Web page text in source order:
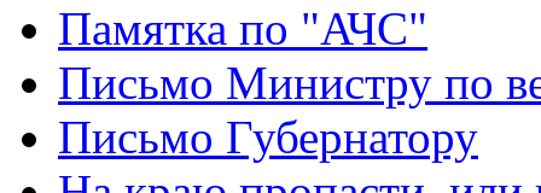
Памятка по "АЧС"
Письмо Министру по
Письмо Губернатору